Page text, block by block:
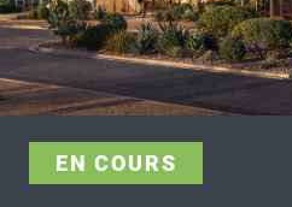
EN COURS